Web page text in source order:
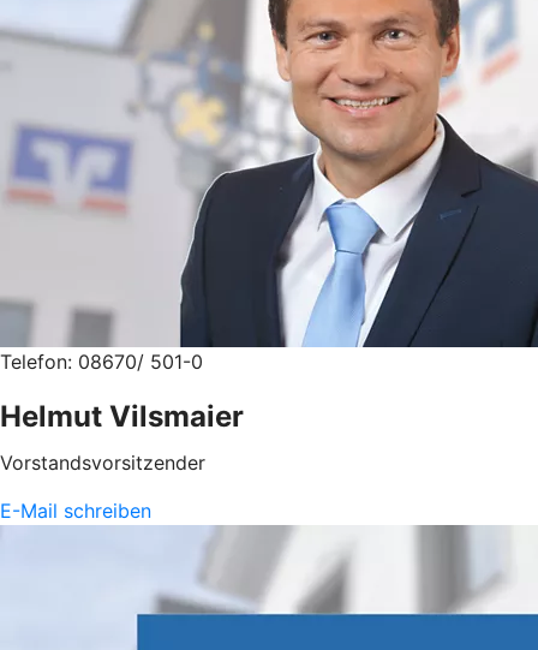
Telefon: 08670/ 501-0
Helmut Vilsmaier
Vorstandsvorsitzender
E-Mail schreiben